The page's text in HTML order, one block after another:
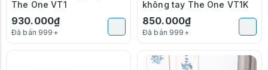
The One VT1
930.000₫
Đã bán 999+
không tay The One VT1K
850.000₫
Đã bán 999+